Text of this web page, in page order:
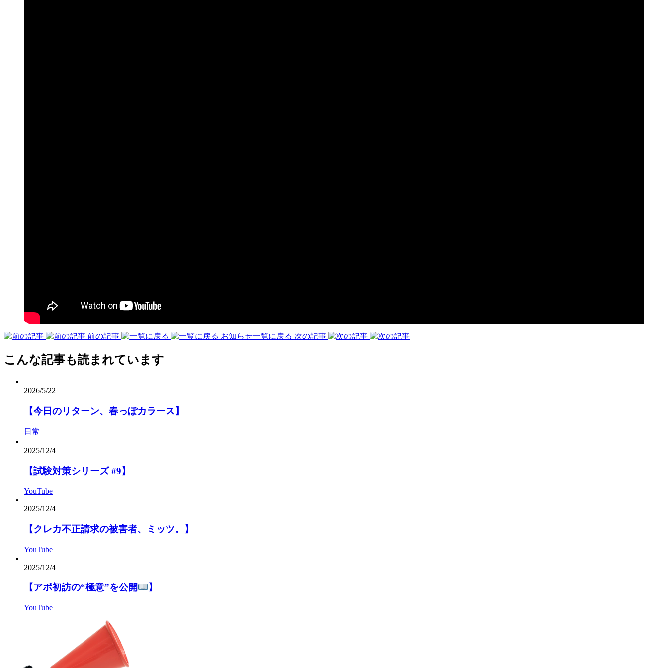
前の記事 お知らせ一覧に戻る 次の記事
こんな記事も読まれています
2026/5/22
【今日のリターン、春っぽカラース】
日常
2025/12/4
【試験対策シリーズ #9】
YouTube
2025/12/4
【クレカ不正請求の被害者、ミッツ。】
YouTube
2025/12/4
【アポ初訪の“極意”を公開 】
YouTube